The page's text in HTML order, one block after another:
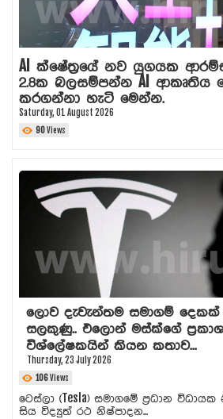
AI ක්ෂේත්‍රයේ නව යුගයක
2.8ක බලසම්පන්න AI ආකෘතිය
කරගන්නා හැටි මෙන්න.
Saturday, 01 August 2026
90Views
ලොව දැවැන්තම සමාගම්
සලකුණු.. එලොන් මස්ක්ගේ
විශ්ලේෂකයින් කියන කතාව...
Thursday, 23 July 2026
106Views
ටෙස්ලා (Tesla) සමාගමේ ප්‍රධාන
සිය විද්‍යුත් රථ නිෂ්පාදන...